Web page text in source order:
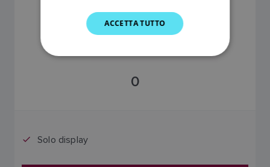
0
Solo display
DUTCH
ACCETTA TUTTO